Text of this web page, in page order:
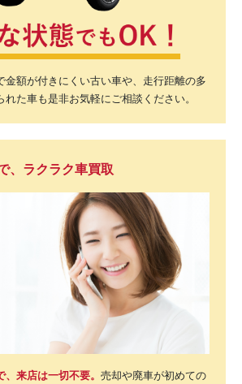
金額が付きにくい古い車や、走行距離の多
た車も是非お気軽にご相談ください。
、ラクラク車買取
来店は一切不要。 売却や廃車が初めての